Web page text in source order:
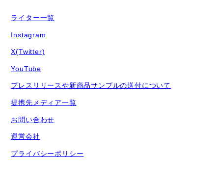
ライター一覧
Instagram
X(Twitter)
YouTube
プレスリリースや新商品サンプルの送付について
提携先メディア一覧
お問い合わせ
運営会社
プライバシーポリシー